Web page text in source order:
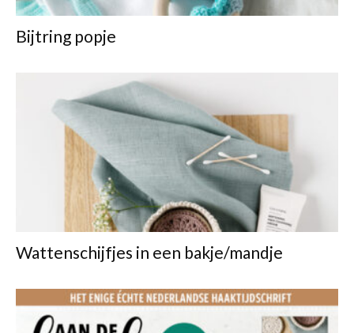
Bijtring popje
Wattenschijfjes in een bakje/mandje